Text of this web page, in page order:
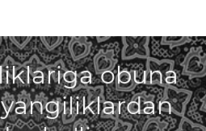
obuna